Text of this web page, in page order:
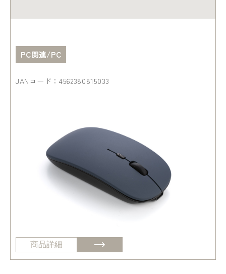
PC関連/PC
JANコード：4562380815033
商品詳細